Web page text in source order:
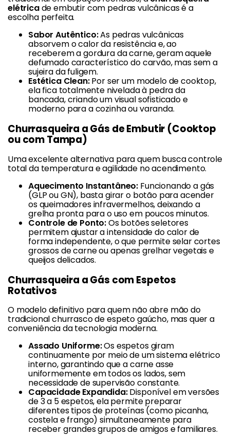
elétricade embutir com pedras vulcânicas é a
escolha perfeita.
Sabor Autêntico:As pedras vulcânicas
absorvem o calor da resistência e, ao
receberem a gordura da carne, geram aquele
defumado característico do carvão, mas sem a
sujeira da fuligem.
Estética Clean:Por ser um modelo de cooktop,
ela fica totalmente nivelada à pedra da
bancada, criando um visual sofisticado e
moderno para a cozinha ou varanda.
Churrasqueira a Gás de Embutir (Cooktop
ou com Tampa)
Uma excelente alternativa para quem busca controle
total da temperatura e agilidade no acendimento.
Aquecimento Instantâneo: Funcionando a gás
(GLP ou GN), basta girar o botão para acender
os queimadores infravermelhos, deixando a
grelha pronta para o uso em poucos minutos.
Controle de Ponto:Os botões seletores
permitem ajustar a intensidade do calor de
forma independente, o que permite selar cortes
grossos de carne ou apenas grelhar vegetais e
queijos delicados.
Churrasqueira a Gás com Espetos
Rotativos
O modelo definitivo para quem não abre mão do
tradicional churrasco de espeto gaúcho, mas quer a
conveniência da tecnologia moderna.
Assado Uniforme:Os espetos giram
continuamente por meio de um sistema elétrico
interno, garantindo que a carne asse
uniformemente em todos os lados, sem
necessidade de supervisão constante.
Capacidade Expandida:Disponível em versões
de 3 a 5 espetos, ela permite preparar
diferentes tipos de proteínas (como picanha,
costela e frango) simultaneamente para
receber grandes grupos de amigos e familiares.